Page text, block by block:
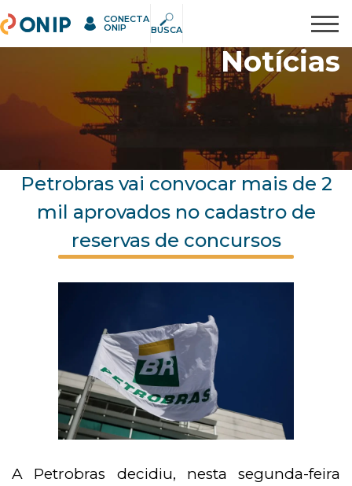
Pesquisar
ONIP CONECTA
ONIP BUSCA
Notícias
Petrobras vai convocar mais de 2
mil aprovados no cadastro de
reservas de concursos
A Petrobras decidiu, nesta segunda-feira